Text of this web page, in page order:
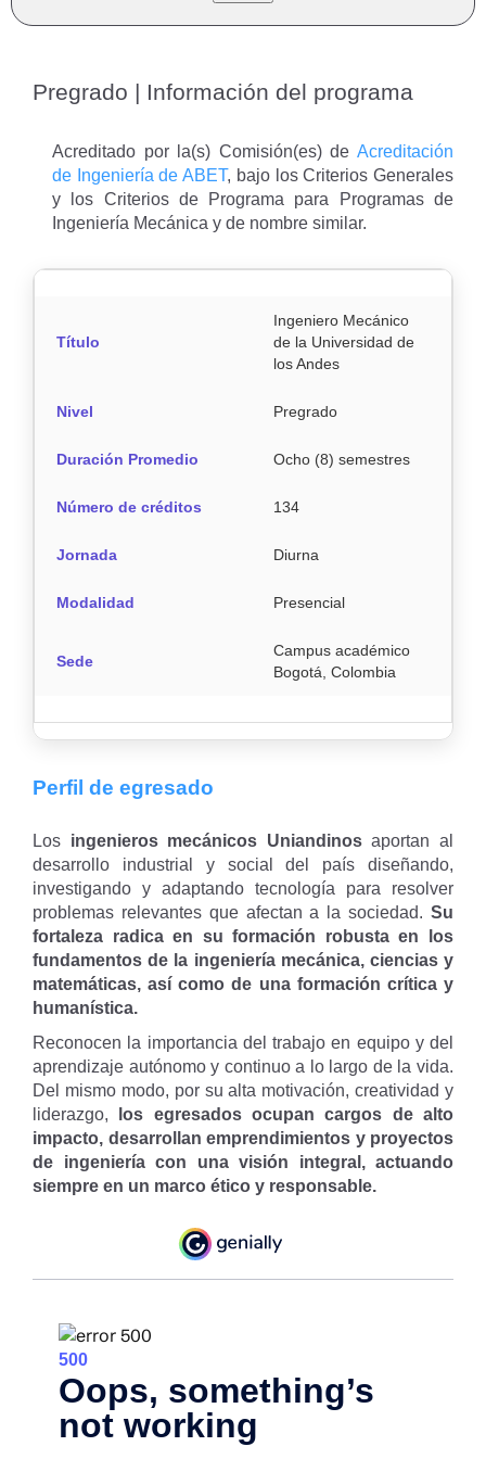
Pregrado | Información del programa
Acreditado por la(s) Comisión(es) de Acreditación
de Ingeniería de ABET, bajo los Criterios Generales
y los Criterios de Programa para Programas de
Ingeniería Mecánica y de nombre similar.
Título
Ingeniero Mecánico
de la Universidad de
los Andes
Nivel Pregrado
Duración Promedio Ocho (8) semestres
Número de créditos 134
Jornada Diurna
Modalidad Presencial
Sede
Campus académico
Bogotá, Colombia
Perfil de egresado
Los ingenieros mecánicos Uniandinosaportan al
desarrollo industrial y social del país diseñando,
investigando y adaptando tecnología para resolver
problemas relevantes que afectan a la sociedad. Su
fortaleza radica en su formación robusta en los
fundamentos de la ingeniería mecánica, ciencias y
matemáticas, así como de una formación crítica y
humanística.
Reconocen la importancia del trabajo en equipo y del
aprendizaje autónomo y continuo a lo largo de la vida.
Del mismo modo, por su alta motivación, creatividad y
liderazgo,
los egresados ocupan cargos de alto
impacto, desarrollan emprendimientos y proyectos
de ingeniería con una visión integral, actuando
siempre en un marco ético y responsable.